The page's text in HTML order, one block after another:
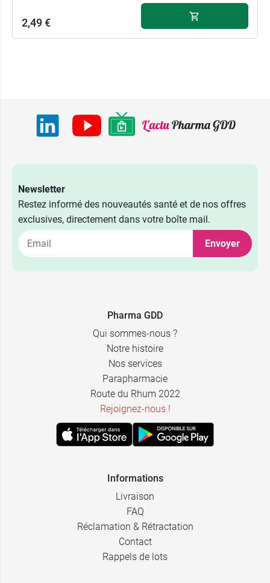
2,49 €
2,49 €
7 CH
9 CH 2,49 €
15 CH 2,49 €
Newsletter
Restez informé des nouveautés santé et de nos offres
exclusives, directement dans votre boîte mail.
Envoyer
Pharma GDD
Qui sommes-nous ?
Notre histoire
Nos services
Parapharmacie
Route du Rhum 2022
Rejoignez-nous !
Informations
Livraison
FAQ
Réclamation & Rétractation
Contact
Rappels de lots